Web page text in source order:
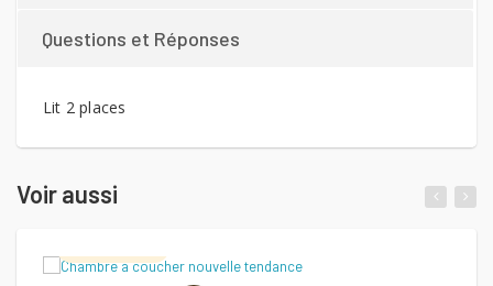
Questions et Réponses
Lit 2 places
Voir aussi